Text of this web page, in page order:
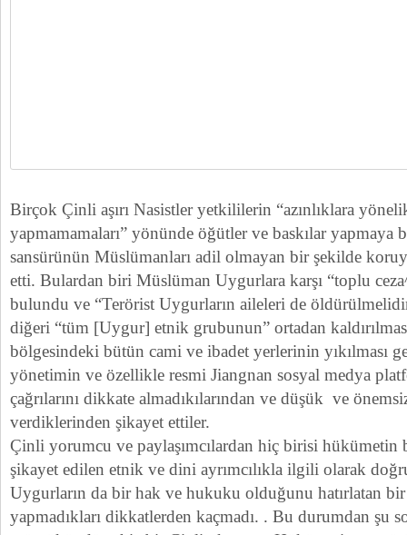
Birçok Çinli aşırı Nasistler yetkililerin “azınlıklara
yapmamamaları” yönünde öğütler ve baskılar yapmaya
sansürünün Müslümanları adil olmayan bir şekilde
etti. Bulardan biri Müslüman Uygurlara karşı “toplu
bulundu ve “Terörist Uygurların aileleri de
diğeri “tüm [Uygur] etnik grubunun” ortadan
bölgesindeki bütün cami ve ibadet yerlerinin yıkılması
yönetimin ve özellikle resmi Jiangnan sosyal medya
çağrılarını dikkate almadıkılarından ve düşük ve
verdiklerinden şikayet ettiler.
Çinli yorumcu ve paylaşımcılardan hiç birisi hükümetin
şikayet edilen etnik ve dini ayrımcılıkla ilgili olarak
Uygurların da bir hak ve hukuku olduğunu hatırlatan
yapmadıkları dikkatlerden kaçmadı. . Bu durumdan şu